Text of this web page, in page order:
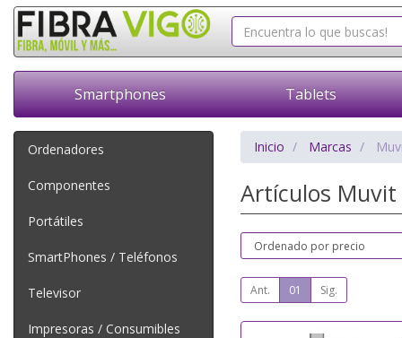
Smartphones Tablets
Ordenadores
Componentes
Portátiles
SmartPhones / Teléfonos
Televisor
Impresoras / Consumibles
Inicio Marcas
Artículos
Ant. 01 Sig.